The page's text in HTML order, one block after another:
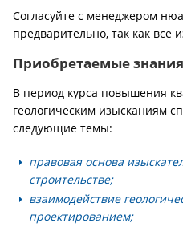
Согласуйте с менеджером
предварительно, так как все
Приобретаемые
В период курса повышения
геологическим изысканиям
следующие темы:
правовая основа
строительстве;
взаимодействие
проектированием;